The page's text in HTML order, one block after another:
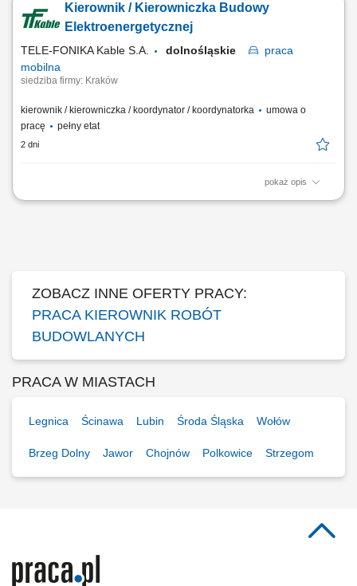
pracownikami; weryfikacja projektów budowlanych przed
przystąpieniem do przetargu/realizacji; tworzenie harmonogramów
Kierownik / Kierowniczka Budowy
Elektroenergetycznej
TELE-FONIKA Kable S.A. dolnośląskie
praca
mobilna
siedziba firmy: Kraków
kierownik / kierowniczka / koordynator / koordynatorka
umowa o
pracę
pełny etat
2 dni
pokaż opis
Miejsce pracy stacjonarnej: Kraków lub Myślenice oraz budowy na
ZOBACZ INNE OFERTY PRACY:
PRACA KIEROWNIK ROBÓT
BUDOWLANYCH
PRACA W MIASTACH
Legnica Ścinawa Lubin Środa Śląska Wołów
Brzeg Dolny Jawor Chojnów Polkowice Strzegom